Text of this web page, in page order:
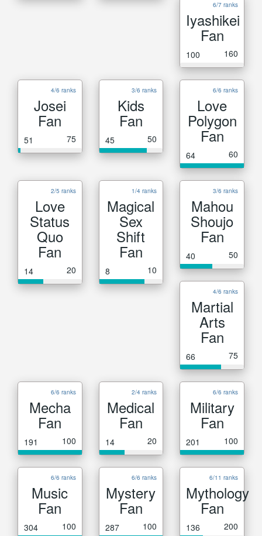
6/7 ranks
Iyashikei
Fan
100 160
4/6 ranks
Josei
Fan
51 75
3/6 ranks
Kids
Fan
45 50
6/6 ranks
Love
Polygon
Fan
64 60
2/5 ranks
Love
Status
Quo
Fan
14 20
1/4 ranks
Magical
Sex
Shift
Fan
8 10
3/6 ranks
Mahou
Shoujo
Fan
40 50
4/6 ranks
Martial
Arts
Fan
66 75
6/6 ranks
Mecha
Fan
191 100
2/4 ranks
Medical
Fan
14 20
6/6 ranks
Military
Fan
201 100
6/6 ranks
Music
Fan
304 100
6/6 ranks
Mystery
Fan
287 100
6/11 ranks
Mythology
Fan
136 200